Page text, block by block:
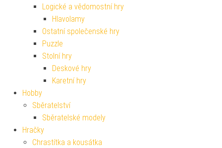
Logické a vědomostní hry
Hlavolamy
Ostatní společenské hry
Puzzle
Stolní hry
Deskové hry
Karetní hry
Hobby
Sběratelství
Sběratelské modely
Hračky
Chrastítka a kousátka